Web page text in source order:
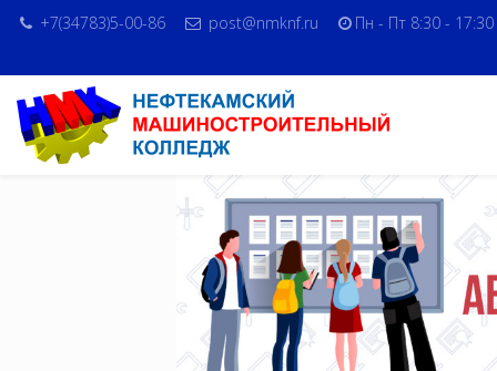
+7(34783)5-00-86 post@nmknf.ru Пн - Пт 8:30 - 17:30